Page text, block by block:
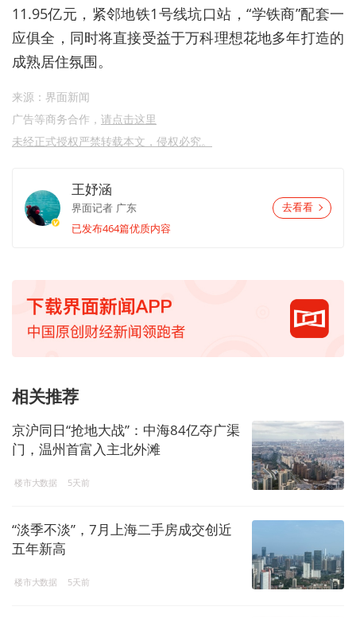
11.95亿元，紧邻地铁1号线坑口站，“学铁商”配套一
应俱全，同时将直接受益于万科理想花地多年打造的
成熟居住氛围。
来源：界面新闻
广告等商务合作， 请点击这里
未经正式授权严禁转载本文，侵权必究。
王妤涵
界面记者 广东
已发布464篇优质内容
去看看
相关推荐
京沪同日“抢地大战”：中海84亿夺广渠
门，温州首富入主北外滩
楼市大数据 5天前
“淡季不淡”，7月上海二手房成交创近
五年新高
楼市大数据 5天前